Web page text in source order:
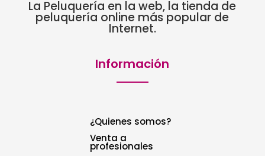
La Peluquería en la web, la tienda de
peluquería online más popular de
Internet.
Información
¿Quienes somos?
Venta a
profesionales